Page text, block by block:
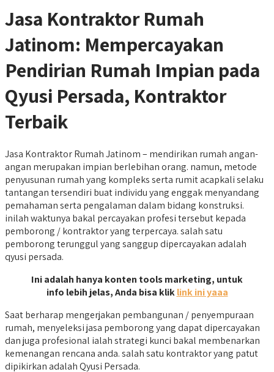
Jasa Kontraktor Rumah
Jatinom: Mempercayakan
Pendirian Rumah Impian pada
Qyusi Persada, Kontraktor
Terbaik
Jasa Kontraktor Rumah Jatinom – mendirikan rumah angan-
angan merupakan impian berlebihan orang. namun, metode
penyusunan rumah yang kompleks serta rumit acapkali selaku
tantangan tersendiri buat individu yang enggak menyandang
pemahaman serta pengalaman dalam bidang konstruksi.
inilah waktunya bakal percayakan profesi tersebut kepada
pemborong / kontraktor yang terpercaya. salah satu
pemborong terunggul yang sanggup dipercayakan adalah
qyusi persada.
Ini adalah hanya konten tools marketing, untuk
info lebih jelas, Anda bisa kliklink ini yaaa
Saat berharap mengerjakan pembangunan / penyempuraan
rumah, menyeleksi jasa pemborong yang dapat dipercayakan
dan juga profesional ialah strategi kunci bakal membenarkan
kemenangan rencana anda. salah satu kontraktor yang patut
dipikirkan adalah Qyusi Persada.